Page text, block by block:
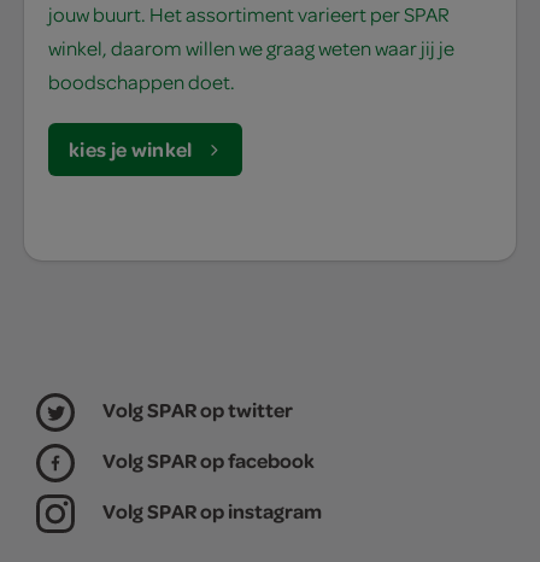
jouw buurt. Het assortiment varieert per SPAR
winkel, daarom willen we graag weten waar jij je
boodschappen doet.
kies je winkel
Volg SPAR op twitter
Volg SPAR op facebook
Volg SPAR op instagram